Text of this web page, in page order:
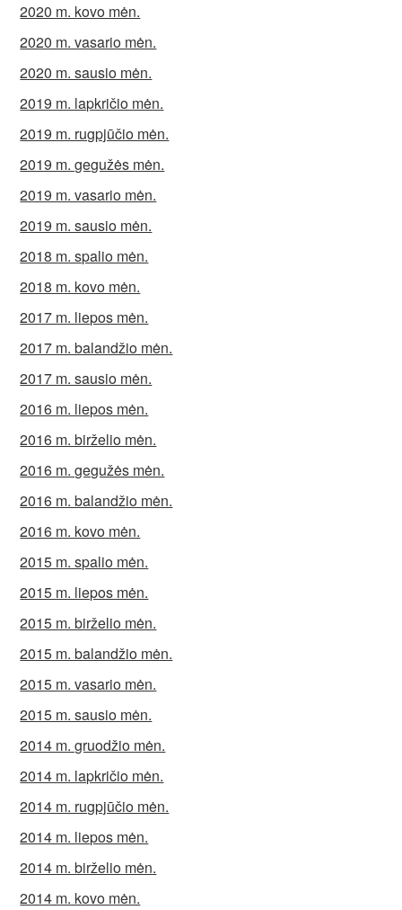
2020 m. kovo mėn.
2020 m. vasario mėn.
2020 m. sausio mėn.
2019 m. lapkričio mėn.
2019 m. rugpjūčio mėn.
2019 m. gegužės mėn.
2019 m. vasario mėn.
2019 m. sausio mėn.
2018 m. spalio mėn.
2018 m. kovo mėn.
2017 m. liepos mėn.
2017 m. balandžio mėn.
2017 m. sausio mėn.
2016 m. liepos mėn.
2016 m. birželio mėn.
2016 m. gegužės mėn.
2016 m. balandžio mėn.
2016 m. kovo mėn.
2015 m. spalio mėn.
2015 m. liepos mėn.
2015 m. birželio mėn.
2015 m. balandžio mėn.
2015 m. vasario mėn.
2015 m. sausio mėn.
2014 m. gruodžio mėn.
2014 m. lapkričio mėn.
2014 m. rugpjūčio mėn.
2014 m. liepos mėn.
2014 m. birželio mėn.
2014 m. kovo mėn.